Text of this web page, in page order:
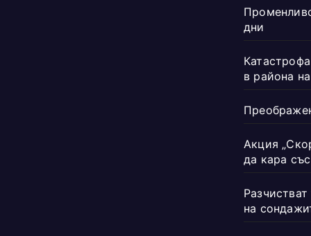
дни
в района
Акция
да кара
на